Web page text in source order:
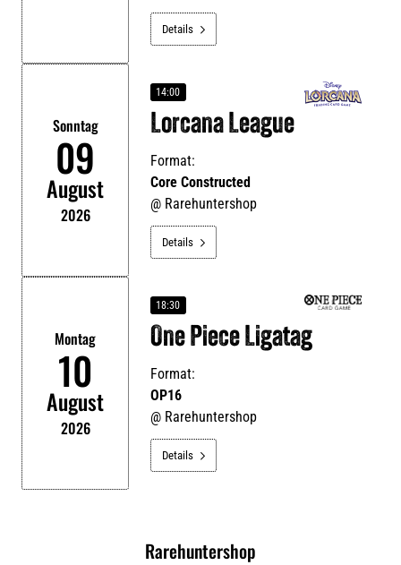
Details 
Sonntag
09
August
2026
14:00
Lorcana League
Format:
Core Constructed
@ Rarehuntershop
Details 
Montag
10
August
2026
18:30
One Piece Ligatag
Format:
OP16
@ Rarehuntershop
Details 
Rarehuntershop